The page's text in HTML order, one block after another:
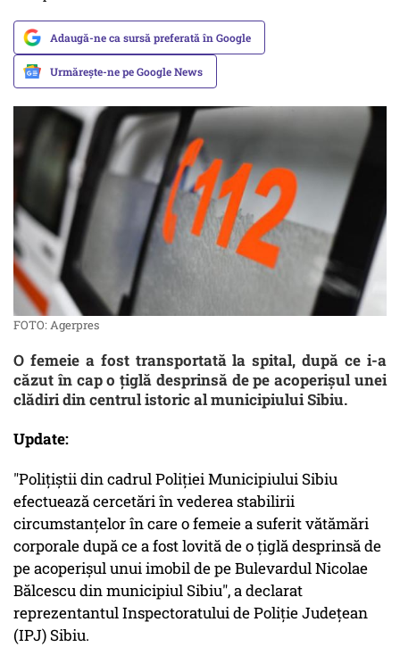
Adaugă-ne ca sursă preferată în Google
Urmărește-ne pe Google News
FOTO: Agerpres
O femeie a fost transportată la spital, după ce i-a
căzut în cap o ţiglă desprinsă de pe acoperişul unei
clădiri din centrul istoric al municipiului Sibiu.
Update:
"Poliţiştii din cadrul Poliţiei Municipiului Sibiu
efectuează cercetări în vederea stabilirii
circumstanţelor în care o femeie a suferit vătămări
corporale după ce a fost lovită de o ţiglă desprinsă de
pe acoperişul unui imobil de pe Bulevardul Nicolae
Bălcescu din municipiul Sibiu", a declarat
reprezentantul Inspectoratului de Poliţie Judeţean
(IPJ) Sibiu.